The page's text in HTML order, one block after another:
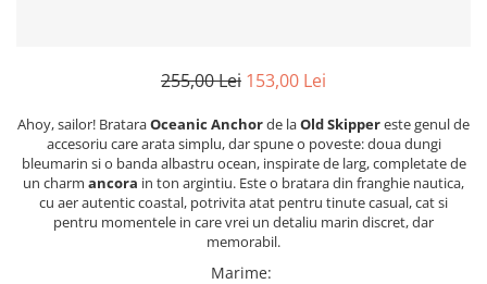
255,00 Lei 153,00 Lei
Ahoy, sailor! BrataraOceanic Anchorde laOld Skippereste genul de
accesoriu care arata simplu, dar spune o poveste: doua dungi
bleumarin si o banda albastru ocean, inspirate de larg, completate de
un charm ancora in ton argintiu. Este o bratara din franghie nautica,
cu aer autentic coastal, potrivita atat pentru tinute casual, cat si
pentru momentele in care vrei un detaliu marin discret, dar
memorabil.
Marime: